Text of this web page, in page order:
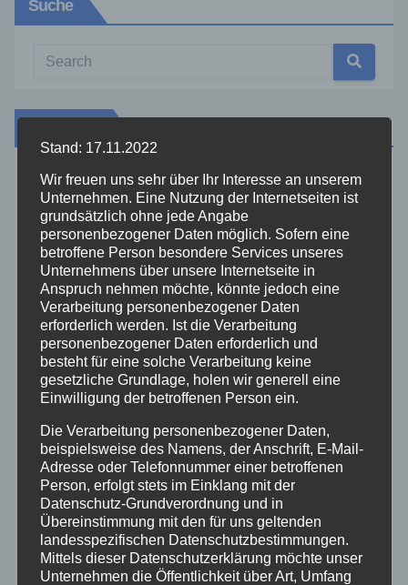
Suche
Aktuelles
Allgemein
Altenkirchen
Bundespolizei
Feuerwehr
Hilfsorganisationen
Mayen-Koblenz
Neuwied
Polizei
Stand: 17.11.2022
Wir freuen uns sehr über Ihr Interesse an unserem
Unternehmen. Eine Nutzung der Internetseiten ist
grundsätzlich ohne jede Angabe
personenbezogener Daten möglich. Sofern eine
betroffene Person besondere Services unseres
Unternehmens über unsere Internetseite in
Anspruch nehmen möchte, könnte jedoch eine
Verarbeitung personenbezogener Daten
erforderlich werden. Ist die Verarbeitung
personenbezogener Daten erforderlich und
besteht für eine solche Verarbeitung keine
gesetzliche Grundlage, holen wir generell eine
Einwilligung der betroffenen Person ein.
Die Verarbeitung personenbezogener Daten,
beispielsweise des Namens, der Anschrift, E-Mail-
Adresse oder Telefonnummer einer betroffenen
Person, erfolgt stets im Einklang mit der
Datenschutz-Grundverordnung und in
Übereinstimmung mit den für uns geltenden
landesspezifischen Datenschutzbestimmungen.
Mittels dieser Datenschutzerklärung möchte unser
Unternehmen die Öffentlichkeit über Art, Umfang